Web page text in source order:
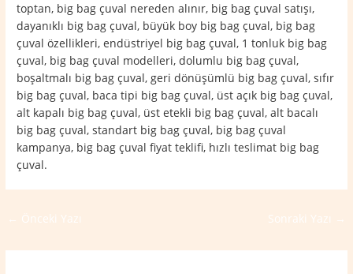
toptan, big bag çuval nereden alınır, big bag çuval satışı,
dayanıklı big bag çuval, büyük boy big bag çuval, big bag
çuval özellikleri, endüstriyel big bag çuval, 1 tonluk big bag
çuval, big bag çuval modelleri, dolumlu big bag çuval,
boşaltmalı big bag çuval, geri dönüşümlü big bag çuval, sıfır
big bag çuval, baca tipi big bag çuval, üst açık big bag çuval,
alt kapalı big bag çuval, üst etekli big bag çuval, alt bacalı
big bag çuval, standart big bag çuval, big bag çuval
kampanya, big bag çuval fiyat teklifi, hızlı teslimat big bag
çuval.
← Önceki Yazı Sonraki Yazı →